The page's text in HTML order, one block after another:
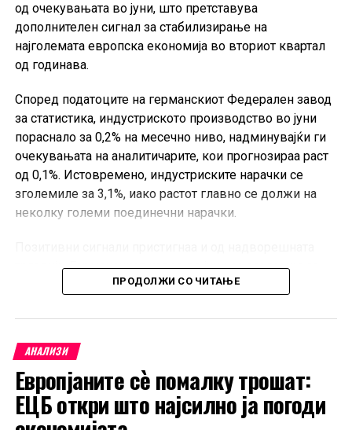
од очекувањата во јуни, што претставува
дополнителен сигнал за стабилизирање на
најголемата европска економија во вториот квартал
од годинава.
Според податоците на германскиот Федерален завод
за статистика, индустриското производство во јуни
пораснало за 0,2% на месечно ниво, надминувајќи ги
очекувањата на аналитичарите, кои прогнозираа раст
од 0,1%. Истовремено, индустриските нарачки се
зголемиле за 3,1%, иако растот главно се должи на
неколку големи поединечни нарачки.
трговија. Германскиот извоз во јуни се зголемил за
0,9% во однос на претходниот месец, значително над
извезувала 3,7% повеќе стоки во споредба со истиот
период лани, а увозот е повисок за 4,4%. Извозот кон
земјите членки на Европската Унија пораснал за 1,3%,
додека испораките кон земјите надвор од ЕУ се
ПРОДОЛЖИ СО ЧИТАЊЕ
АНАЛИЗИ
Европјаните сè помалку трошат:
ЕЦБ откри што најсилно ја погоди